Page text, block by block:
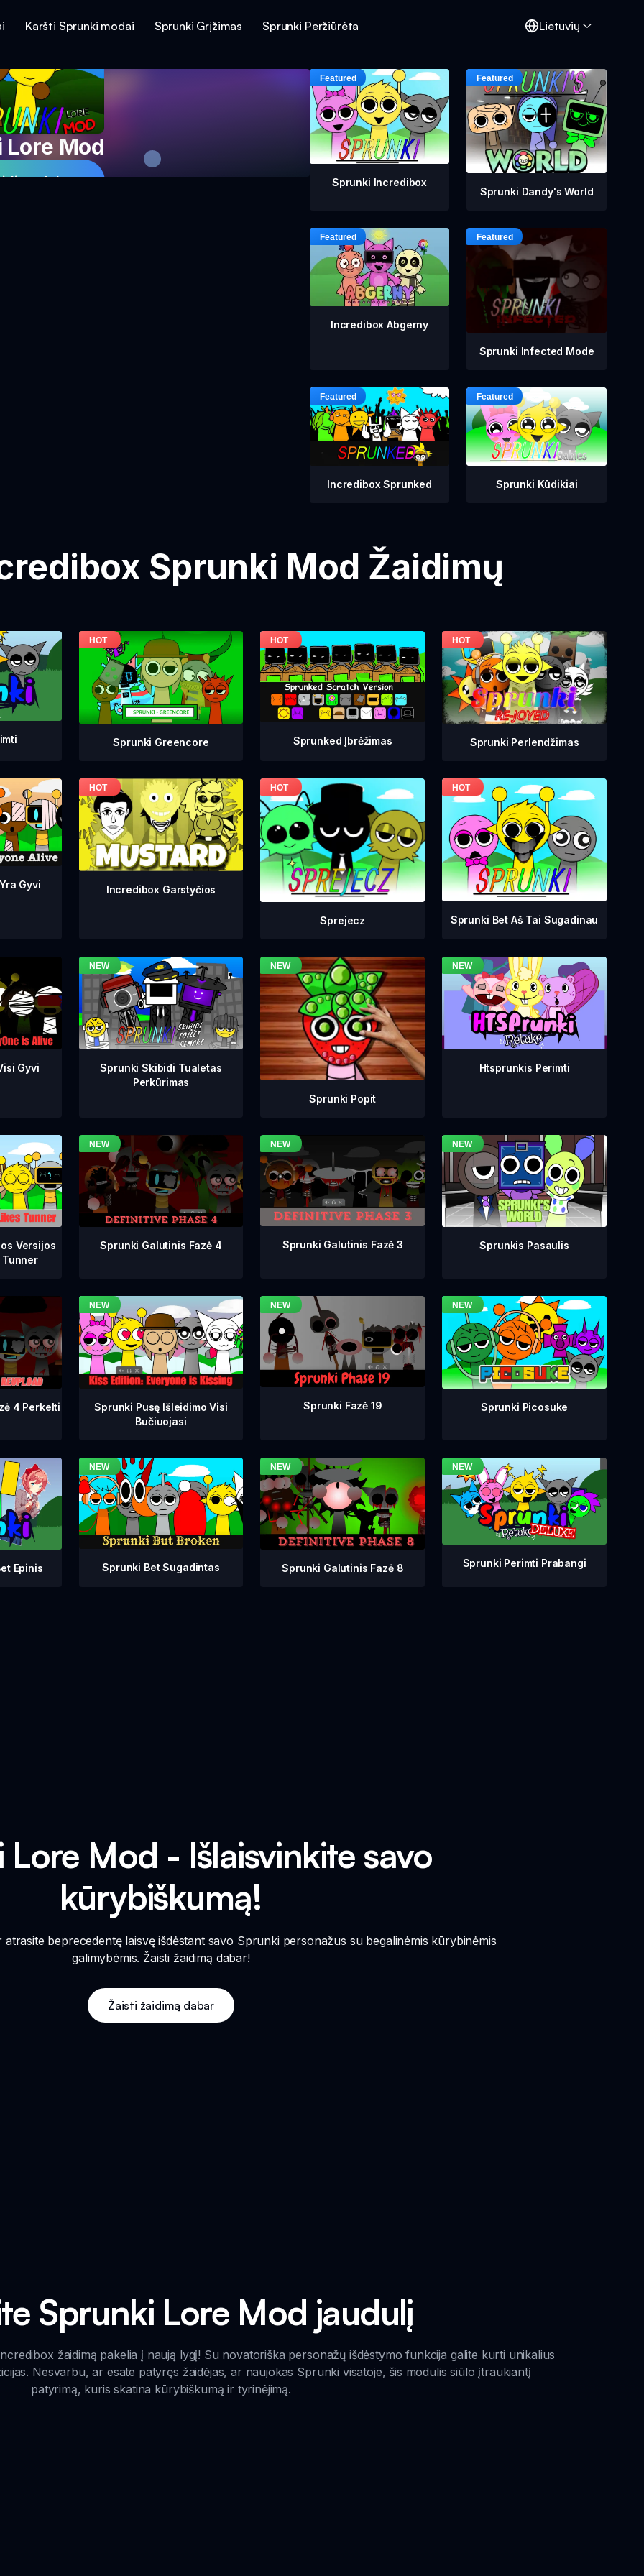
Karšti Sprunki modai Sprunki Grįžimas Sprunki Peržiūrėta Lietuvių
Mod
dabar Sprunki Incredibox
Sprunki Dandy's World
Incredibox Abgerny
Sprunki Infected Mode
Incredibox Sprunked Sprunki Kūdikiai
Sprunki Mod Žaidimų
Sprunki Greencore Sprunked Įbrėžimas Sprunki Perlendžimas
Gyvi Incredibox Garstyčios
Sprejecz Sprunki Bet Aš Tai Sugadinau
Gyvi
Sprunki Skibidi Tualetas
Perkūrimas
Sprunki Popit
Htsprunkis Perimti
Versijos
Sprunki Galutinis Fazė 4 Sprunki Galutinis Fazė 3 Sprunkis Pasaulis
4 Perkelti
Sprunki Pusę Išleidimo Visi
Bučiuojasi
Sprunki Fazė 19 Sprunki Picosuke
Epinis Sprunki Bet Sugadintas Sprunki Galutinis Fazė 8 Sprunki Perimti Prabangi
Lore Mod - Išlaisvinkite savo
kūrybiškumą!
beprecedentę laisvę išdėstant savo Sprunki personažus su begalinėmis kūrybinėmis
galimybėmis. Žaisti žaidimą dabar!
Žaisti žaidimą dabar
Sprunki Lore Mod jaudulį
žaidimą pakelia į naują lygį! Su novatoriška personažų išdėstymo funkcija galite kurti unikalius
Nesvarbu, ar esate patyręs žaidėjas, ar naujokas Sprunki visatoje, šis modulis siūlo įtraukiantį
patyrimą, kuris skatina kūrybiškumą ir tyrinėjimą.